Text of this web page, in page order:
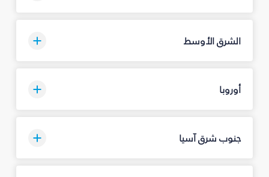
الشرق الأوسط
أوروبا
جنوب شرق آسيا